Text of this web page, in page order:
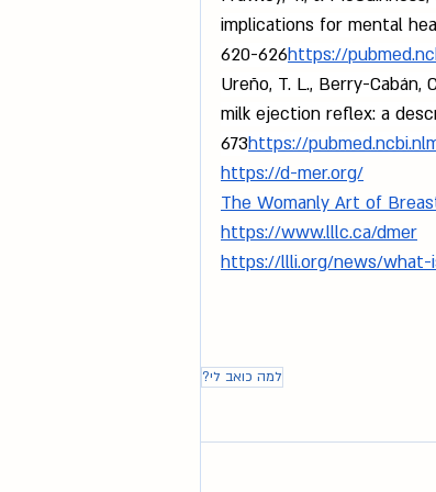
implications for mental
620-626https://
Ureño, T. L., Berry-Cabán,
milk ejection reflex: a
673https://
https://d-mer.org/
The Womanly Art of
https://www.lllc.ca/dmer
https://llli.org/news/what-
למה כואב לי?